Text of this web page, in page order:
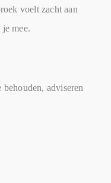
voelt zacht aan
mee.
adviseren